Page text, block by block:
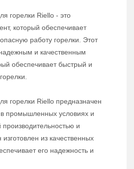
горелки Riello - это
который обеспечивает
работу горелки. Этот
и качественным
обеспечивает быстрый и
горелки Riello предназначен
промышленных условиях и
производительностью и
из качественных
его надежность и